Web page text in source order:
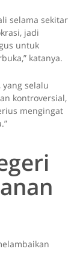
selama sekitar
jadi
untuk
katanya.
selalu
kontroversial,
mengingat